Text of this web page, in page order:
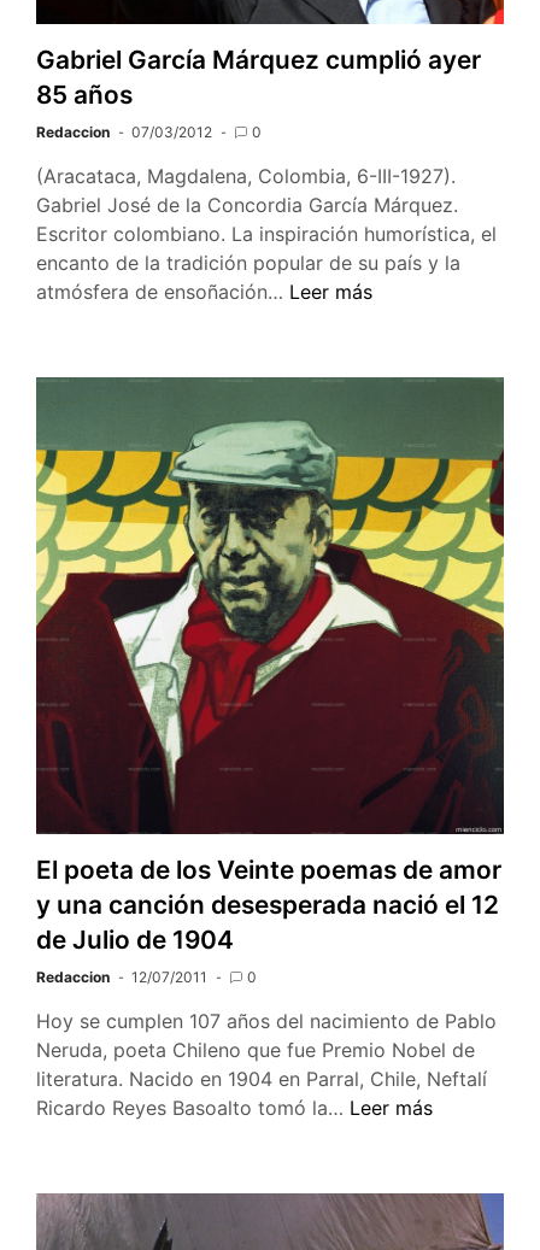
Gabriel García Márquez cumplió ayer
85 años
Redaccion 07/03/2012 0
(Aracataca, Magdalena, Colombia, 6-III-1927).
Gabriel José de la Concordia García Márquez.
Escritor colombiano. La inspiración humorística, el
encanto de la tradición popular de su país y la
atmósfera de ensoñación… Gabriel
cumplió
85
años
Leer más
El poeta de los Veinte poemas de amor
y una canción desesperada nació el 12
de Julio de 1904
Redaccion 12/07/2011 0
Hoy se cumplen 107 años del nacimiento de Pablo
Neruda, poeta Chileno que fue Premio Nobel de
literatura. Nacido en 1904 en Parral, Chile, Neftalí
Ricardo Reyes Basoalto tomó la… El
los
Veinte
Leer más